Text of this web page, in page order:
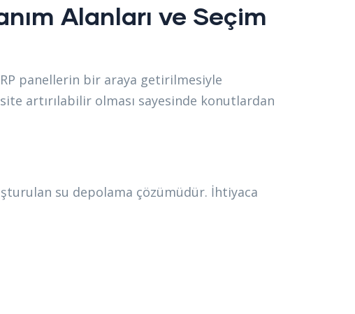
Alanları ve Seçim
panellerin bir araya getirilmesiyle
artırılabilir olması sayesinde konutlardan
su depolama çözümüdür. İhtiyaca